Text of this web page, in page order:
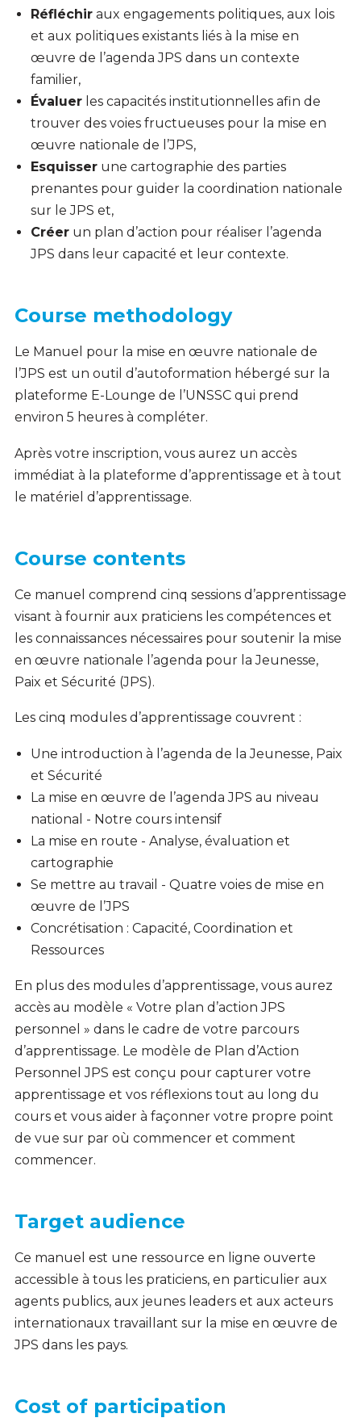
Réfléchiraux engagements politiques, aux lois
et aux politiques existants liés à la mise en
œuvre de l’agenda JPS dans un contexte
familier,
Évaluerles capacités institutionnelles afin de
trouver des voies fructueuses pour la mise en
œuvre nationale de l’JPS,
Esquisserune cartographie des parties
prenantes pour guider la coordination nationale
sur le JPS et,
Créerun plan d’action pour réaliser l’agenda
JPS dans leur capacité et leur contexte.
Course methodology
Le Manuel pour la mise en œuvre nationale de
l’JPS est un outil d’autoformation hébergé sur la
plateforme E-Lounge de l’UNSSC qui prend
environ 5 heures à compléter.
Après votre inscription, vous aurez un accès
immédiat à la plateforme d’apprentissage et à tout
le matériel d’apprentissage.
Course contents
Ce manuel comprend cinq sessions d’apprentissage
visant à fournir aux praticiens les compétences et
les connaissances nécessaires pour soutenir la mise
en œuvre nationale l’agenda pour la Jeunesse,
Paix et Sécurité (JPS).
Les cinq modules d’apprentissage couvrent :
Une introduction à l’agenda de la Jeunesse, Paix
et Sécurité
La mise en œuvre de l’agenda JPS au niveau
national - Notre cours intensif
La mise en route - Analyse, évaluation et
cartographie
Se mettre au travail - Quatre voies de mise en
œuvre de l’JPS
Concrétisation : Capacité, Coordination et
Ressources
En plus des modules d’apprentissage, vous aurez
accès au modèle « Votre plan d’action JPS
personnel » dans le cadre de votre parcours
d’apprentissage. Le modèle de Plan d’Action
Personnel JPS est conçu pour capturer votre
apprentissage et vos réflexions tout au long du
cours et vous aider à façonner votre propre point
de vue sur par où commencer et comment
commencer.
Target audience
Ce manuel est une ressource en ligne ouverte
accessible à tous les praticiens, en particulier aux
agents publics, aux jeunes leaders et aux acteurs
internationaux travaillant sur la mise en œuvre de
JPS dans les pays.
Cost of participation